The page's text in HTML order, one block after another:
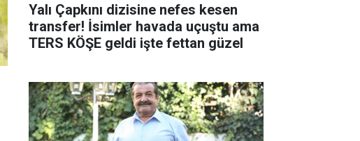
Yalı Çapkını dizisine nefes kesen
transfer! İsimler havada uçuştu ama
TERS KÖŞE geldi işte fettan güzel